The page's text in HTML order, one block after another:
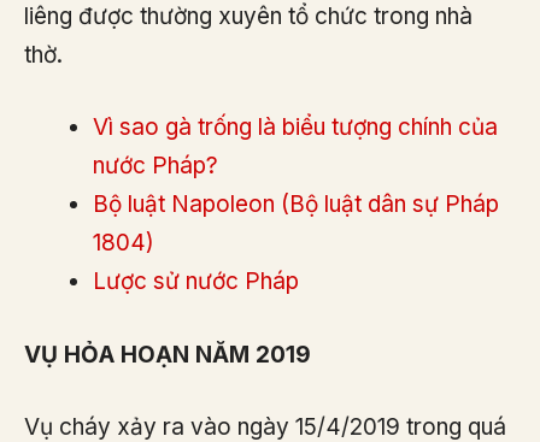
liêng được thường xuyên tổ chức trong nhà
thờ.
Vì sao gà trống là biểu tượng chính của
nước Pháp?
Bộ luật Napoleon (Bộ luật dân sự Pháp
1804)
Lược sử nước Pháp
VỤ HỎA HOẠN NĂM 2019
Vụ cháy xảy ra vào ngày 15/4/2019 trong quá